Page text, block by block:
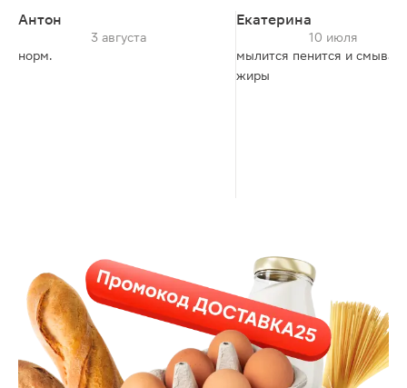
Антон
3 августа
норм.
Екатерина
10 июля
мылится пенится и
жиры